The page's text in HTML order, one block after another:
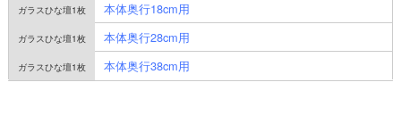
本体奥行18cm用
本体奥行28cm用
本体奥行38cm用